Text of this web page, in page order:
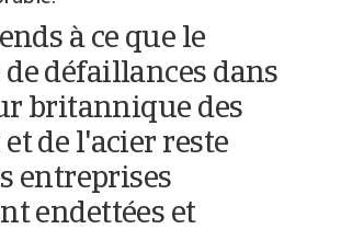
à ce que le
défaillances dans
britannique des
de l'acier reste
entreprises
endettées et